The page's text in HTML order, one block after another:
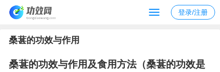
登录/注册
桑葚的功效与作用
桑葚的功效与作用及食用方法（桑葚的功效是